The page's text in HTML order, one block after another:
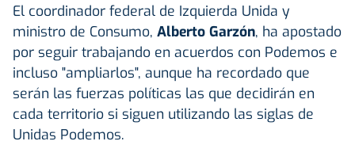
El coordinador federal de Izquierda Unida y
ministro de Consumo, Alberto Garzón, ha apostado
por seguir trabajando en acuerdos con Podemos e
incluso "ampliarlos", aunque ha recordado que
serán las fuerzas políticas las que decidirán en
cada territorio si siguen utilizando las siglas de
Unidas Podemos.